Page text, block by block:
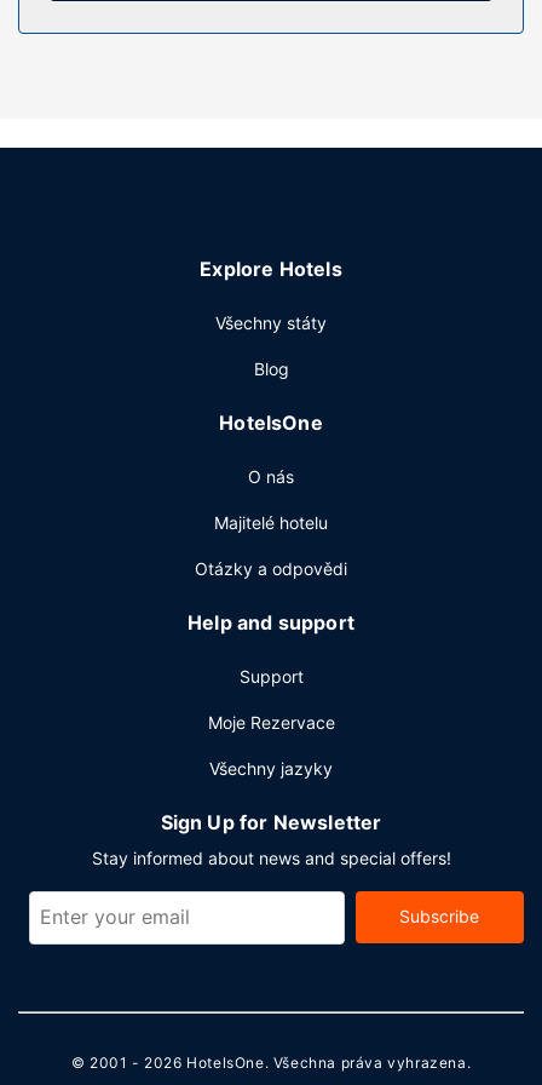
Vybavení nemovitosti
bazény, 4 vířivky a fitness centrum. Tento hotel ve
pláži, která má výhled na oceán a podává se zde
pod širým nebem. Můžete však také zůstat v pohodlí
provozem. Chcete-li si vychutnat svůj oblíbený nápoj,
Hotel podává denně od 7:00 do 11:00 za příplatek
Hostům jsou k dispozici business centrum s nepřetržitým
provozem, expresní odhlášení při odjezdu a čistírna oděvů.
Hodláte uspořádat obchodní nebo společenskou akci? V
Explore Hotels
Všechny státy
Blog
HotelsOne
O nás
Majitelé hotelu
Otázky a odpovědi
Help and support
Support
Moje Rezervace
Všechny jazyky
Sign Up for Newsletter
Stay informed about news and special offers!
Subscribe
© 2001 - 2026 HotelsOne. Všechna práva vyhrazena.